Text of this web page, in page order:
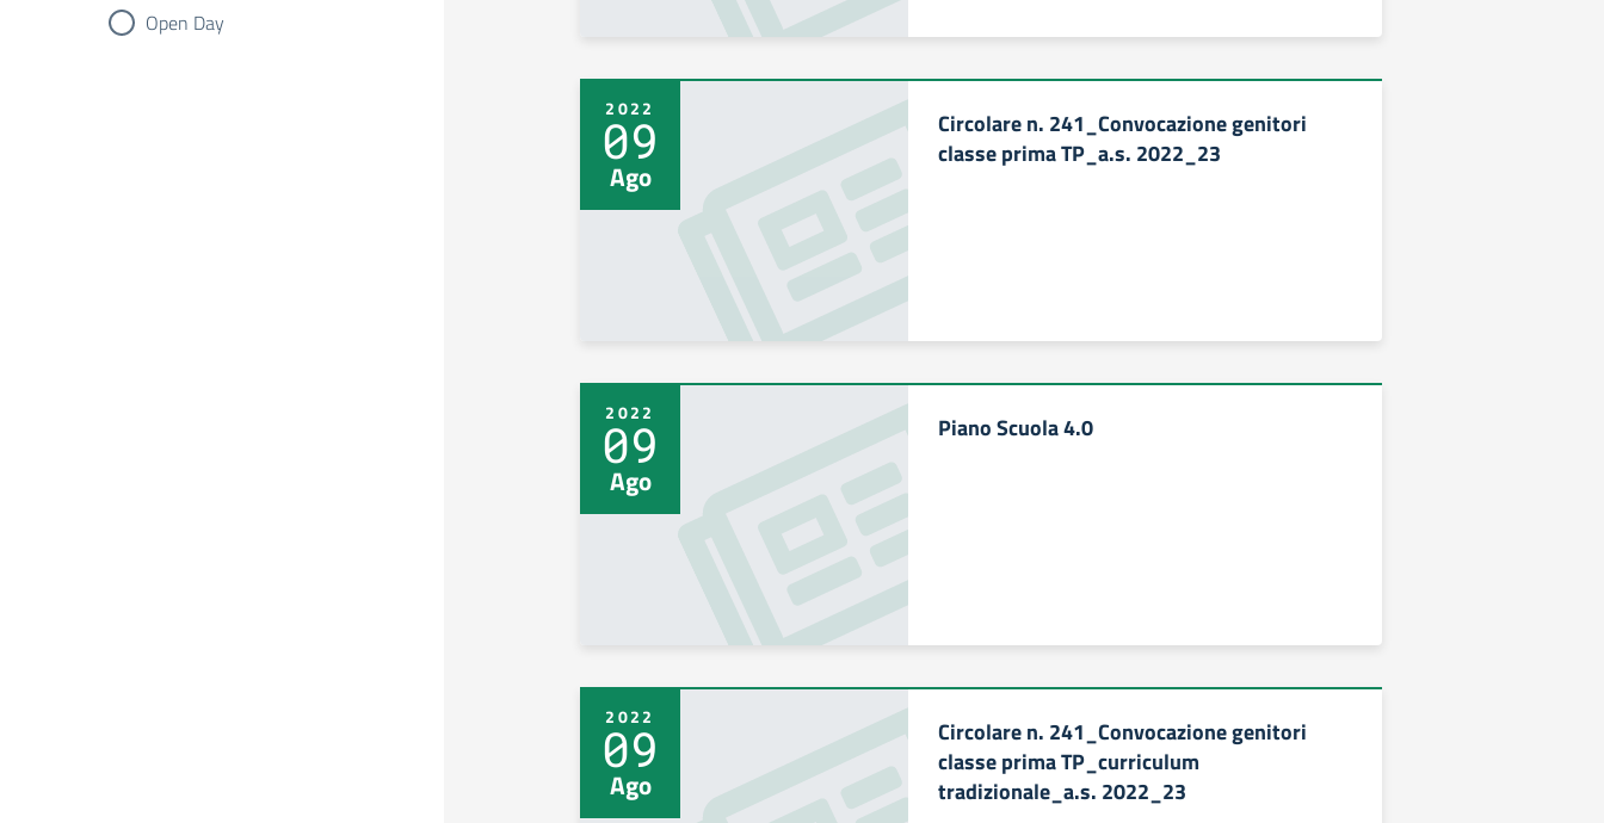
Open Day
2022
09
Ago
Circolare n. 241_Convocazione genitori
classe prima TP_a.s. 2022_23
2022
09
Ago
Piano Scuola 4.0
2022
09
Ago
Circolare n. 241_Convocazione genitori
classe prima TP_curriculum
tradizionale_a.s. 2022_23